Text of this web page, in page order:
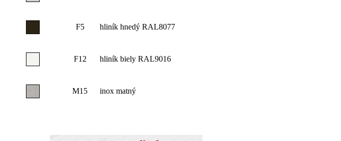
F5 hliník hnedý RAL8077
F12 hliník biely RAL9016
M15 inox matný